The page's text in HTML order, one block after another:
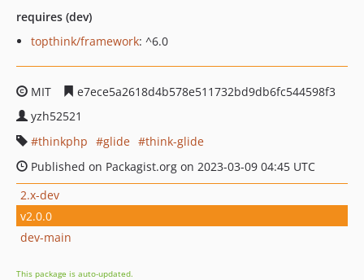
requires (dev)
topthink/framework: ^6.0
MIT
e7ece5a2618d4b578e511732bd9db6fc544598f3
yzh52521
thinkphp
glide
think-glide
Published on Packagist.org on 2023-03-09 04:45 UTC
2.x-dev
v2.0.0
dev-main
This package is auto-updated.